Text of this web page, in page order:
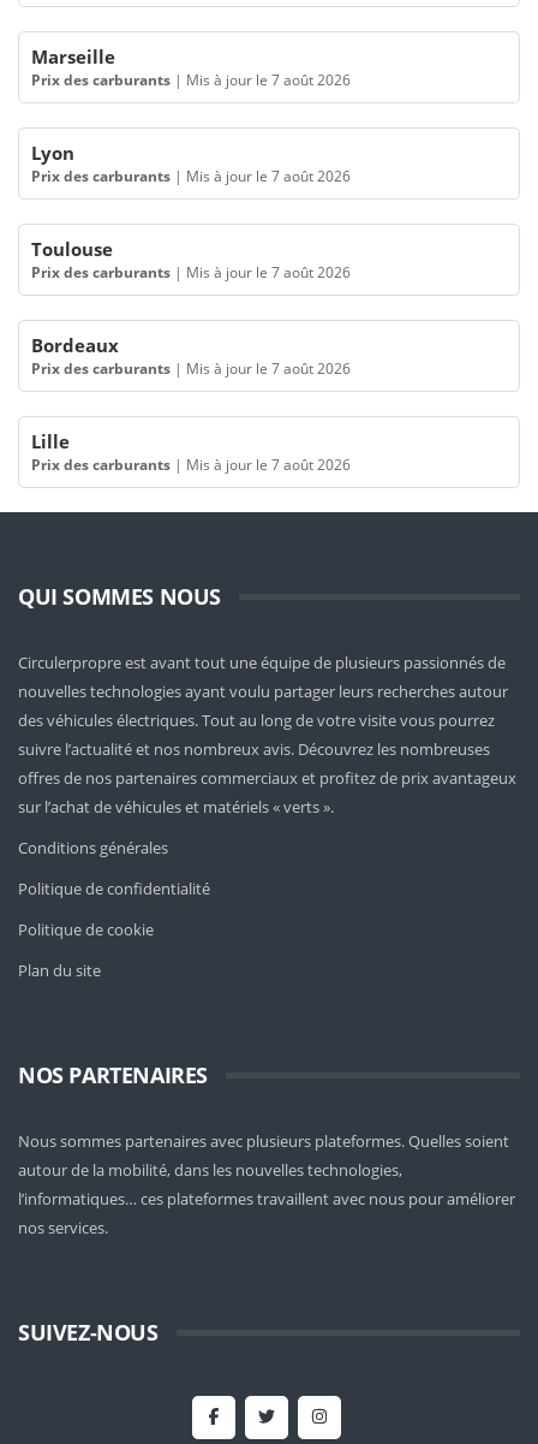
Marseille
Prix des carburants | Mis à jour le 7 août 2026
Lyon
Prix des carburants | Mis à jour le 7 août 2026
Toulouse
Prix des carburants | Mis à jour le 7 août 2026
Bordeaux
Prix des carburants | Mis à jour le 7 août 2026
Lille
Prix des carburants | Mis à jour le 7 août 2026
QUI SOMMES NOUS
Circulerpropre est avant tout une équipe de plusieurs passionnés de
nouvelles technologies ayant voulu partager leurs recherches autour
des véhicules électriques. Tout au long de votre visite vous pourrez
suivre l’actualité et nos nombreux avis. Découvrez les nombreuses
offres de nos partenaires commerciaux et profitez de prix avantageux
sur l’achat de véhicules et matériels « verts ».
Conditions générales
Politique de confidentialité
Politique de cookie
Plan du site
NOS PARTENAIRES
Nous sommes partenaires avec plusieurs plateformes. Quelles soient
autour de la mobilité, dans les nouvelles technologies,
l’informatiques… ces plateformes travaillent avec nous pour améliorer
nos services.
SUIVEZ-NOUS